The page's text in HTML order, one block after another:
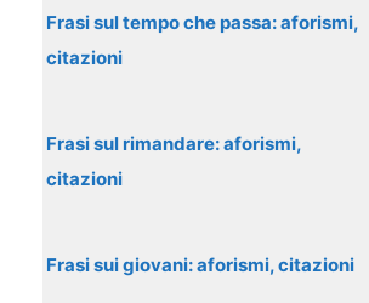
Frasi sul tempo che passa: aforismi,
citazioni
Frasi sul rimandare: aforismi,
citazioni
Frasi sui giovani: aforismi, citazioni